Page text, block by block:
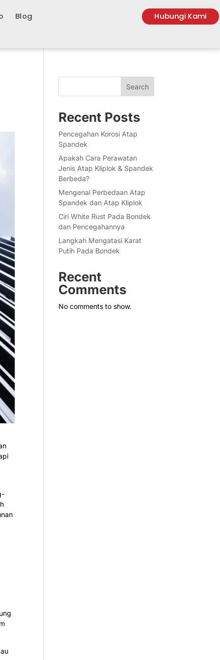
Blog
Hubungi Kami
Search
Recent Posts
Pencegahan Korosi Atap
Spandek
Apakah Cara Perawatan
Jenis Atap Kliplok & Spandek
Berbeda?
Mengenal Perbedaan Atap
Spandek dan Atap Kliplok
Ciri White Rust Pada Bondek
dan Pencegahannya
Langkah Mengatasi Karat
Putih Pada Bondek
Recent
Comments
No comments to show.